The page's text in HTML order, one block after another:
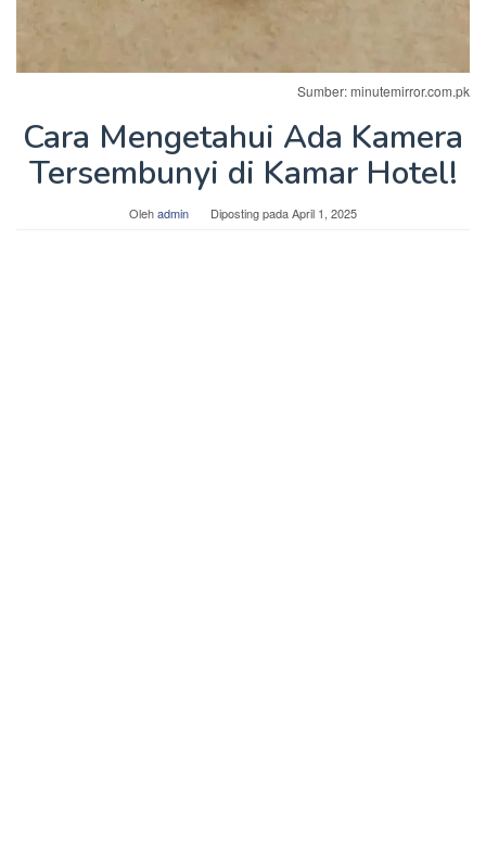
Sumber: minutemirror.com.pk
Cara Mengetahui Ada Kamera
Tersembunyi di Kamar Hotel!
Olehadmin Diposting padaApril 1, 2025